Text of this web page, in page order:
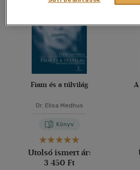
Alkalmaz
Fiam és a túlvilág
Dr. Elisa Medhus
Könyv
Utolsó ismert ár:
3 450 Ft